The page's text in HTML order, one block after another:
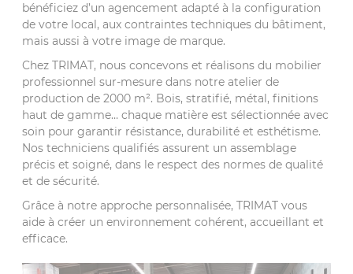
bénéficiez d’un agencement adapté à la configuration
de votre local, aux contraintes techniques du bâtiment,
mais aussi à votre image de marque.
Chez TRIMAT, nous concevons et réalisons du mobilier
professionnel sur-mesure dans notre atelier de
production de 2000 m². Bois, stratifié, métal, finitions
haut de gamme… chaque matière est sélectionnée avec
soin pour garantir résistance, durabilité et esthétisme.
Nos techniciens qualifiés assurent un assemblage
précis et soigné, dans le respect des normes de qualité
et de sécurité.
Grâce à notre approche personnalisée, TRIMAT vous
aide à créer un environnement cohérent, accueillant et
efficace.